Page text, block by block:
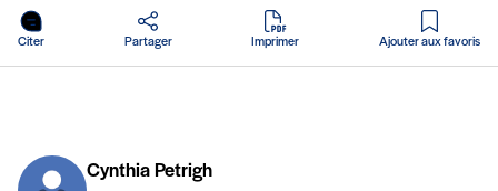
Citer Partager Imprimer
en PDF
Ajouter aux favoris
Cynthia Petrigh